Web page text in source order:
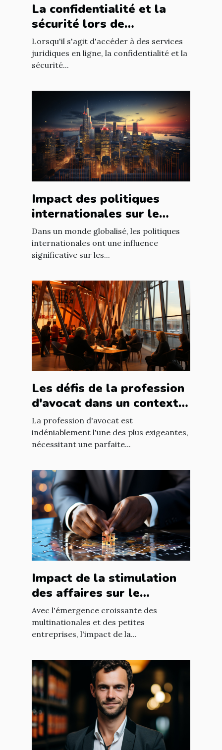
La confidentialité et la
sécurité lors de
l'utilisation d'un avocat en
ligne
Lorsqu'il s'agit d'accéder à des services
juridiques en ligne, la confidentialité et la
sécurité...
Impact des politiques
internationales sur le
marché immobilier
français
Dans un monde globalisé, les politiques
internationales ont une influence
significative sur les...
Les défis de la profession
d'avocat dans un contexte
international à Nantes
La profession d'avocat est
indéniablement l'une des plus exigeantes,
nécessitant une parfaite...
Impact de la stimulation
des affaires sur le
développement
économique mondial
Avec l'émergence croissante des
multinationales et des petites
entreprises, l'impact de la...